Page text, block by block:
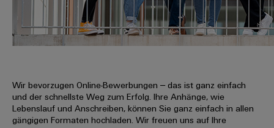
erlebbar
werden.
Datencenter
Produkte
für
Rechenzentren
–
Anschlusstechnologie
DC-
u-
OS
Edge
Leiterplattenklemmen
Gehäusesysteme
komponenten
Kabeleinführungssysteme
Fast
Delivery
Beratung
und
uns
Promotionfahrzeug
Distribution
Info
Weidmüller
Zahlen
Unser
Vorstand
Karriere
Stellen
für
Berufserfahrene
Für
Studierende
Wir bevorzugen Online-Bewerbungen – das ist ganz einfach
und der schnellste Weg zum Erfolg. Ihre Anhänge, wie
Lebenslauf und Anschreiben, können Sie ganz einfach in allen
gängigen Formaten hochladen. Wir freuen uns auf Ihre